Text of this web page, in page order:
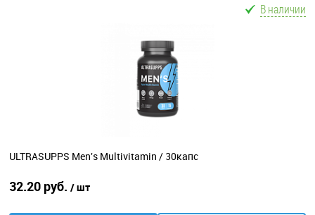
В наличии
ULTRASUPPS Men's Multivitamin / 30капс
32.20 руб. / шт